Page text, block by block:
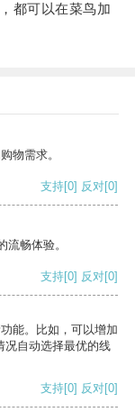
都可以在菜鸟加
物需求。
支持[0] 反对[0]
畅体验。
支持[0] 反对[0]
能。比如，可以增加
况自动选择最优的线
支持[0] 反对[0]